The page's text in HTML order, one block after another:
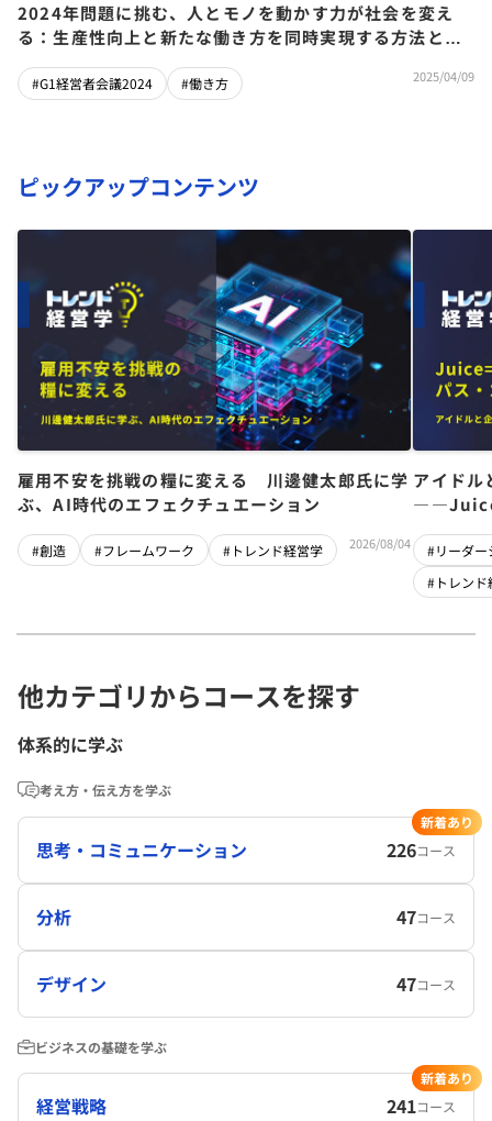
2024年問題に挑む、人とモノを動かす力が社会を変え
る：生産性向上と新たな働き方を同時実現する方法と
は？
#G1経営者会議2024 #働き方 2025/04/09
ピックアップコンテンツ
雇用不安を挑戦の糧に変える 川邊健太郎氏に学
ぶ、AI時代のエフェクチュエーション
#創造 #フレームワーク #トレンド経営学 2026/08/04
アイドル
#リーダー
#トレンド
他カテゴリからコースを探す
体系的に学ぶ
考え方・伝え方を学ぶ
思考・コミュニケーション 226コース
新着あり
分析 47コース
デザイン 47コース
ビジネスの基礎を学ぶ
経営戦略 241コース
新着あり